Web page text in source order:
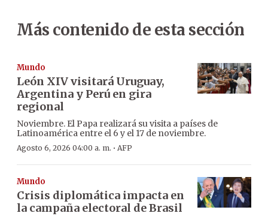
Más contenido de esta sección
Mundo
León XIV visitará Uruguay,
Argentina y Perú en gira
regional
Noviembre. El Papa realizará su visita a países de
Latinoamérica entre el 6 y el 17 de noviembre.
Agosto 6, 2026 04:00 a. m. · AFP
Mundo
Crisis diplomática impacta en
la campaña electoral de Brasil